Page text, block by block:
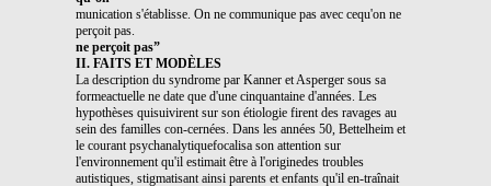
munication s'établisse. On ne communique pas avec cequ'on ne
perçoit pas.
ne perçoit pas”
II. FAITS ET MODÈLES
La description du syndrome par Kanner et Asperger sous sa
formeactuelle ne date que d'une cinquantaine d'années. Les
hypothèses quisuivirent sur son étiologie firent des ravages au
sein des familles con-cernées. Dans les années 50, Bettelheim et
le courant psychanalytiquefocalisa son attention sur
l'environnement qu'il estimait être à l'originedes troubles
autistiques, stigmatisant ainsi parents et enfants qu'il en-traînait